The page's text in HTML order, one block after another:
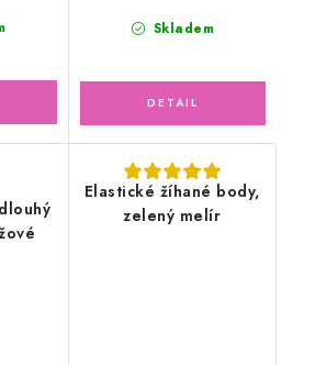
Skladem
Elastické žíhané body,
zelený melír